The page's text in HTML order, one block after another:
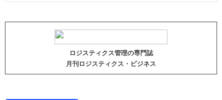
ロジスティクス管理の専門誌
月刊ロジスティクス・ビジネス